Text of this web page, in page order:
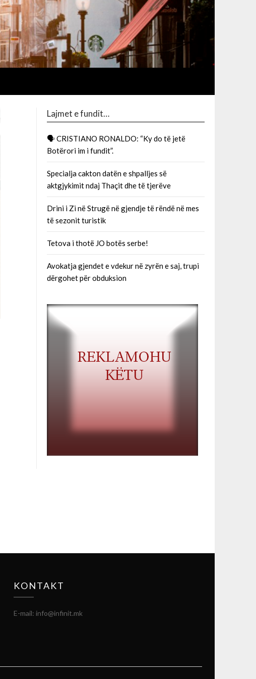
Lajmet e fundit…
🗣 CRISTIANO RONALDO: “Ky do të jetë
Botërori im i fundit”.
Specialja cakton datën e shpalljes së
aktgjykimit ndaj Thaçit dhe të tjerëve
Drini i Zi në Strugë në gjendje të rëndë në mes
të sezonit turistik
Tetova i thotë JO botës serbe!
Avokatja gjendet e vdekur në zyrën e saj, trupi
dërgohet për obduksion
KONTAKT
E-mail: info@infinit.mk